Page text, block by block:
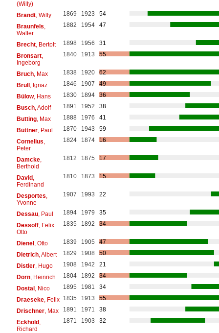
(Willy)
Brandt, Willy 1869 1923
54
Braunfels
Walter
1882 1954 47
Brecht, Bertolt 1898 1956
31
Bronsart,
Ingeborg
1840 1913 55
Bruch, Max 1838 1920
62
Brüll, Ignaz 1846 1907
49
Bülow, Hans 1830 1894
36
Busch, Adolf 1891 1952
38
Butting, Max 1888 1976
41
Büttner, Paul 1870 1943
59
Cornelius
Peter
1824 1874 16
Damcke,
Berthold
1812 1875 17
David,
Ferdinand
1810 1873 15
Desportes
Yvonne
1907 1993 22
Dessau, Paul 1894 1979
35
Dessoff, Felix
Otto
1835 1892 34
Dienel, Otto 1839 1905
47
Dietrich, Albert 1829 1908
50
Distler, Hugo 1908 1942
21
Dorn, Heinrich 1804 1892
34
Dostal, Nico 1895 1981
34
Draeseke, Felix 1835 1913
55
Drischner, Max 1891 1971
38
Eckhold,
Richard
1871 1903 32